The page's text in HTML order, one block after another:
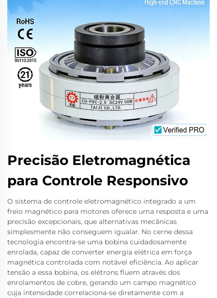
Precisão Eletromagnética
para Controle Responsivo
O sistema de controle eletromagnético integrado a um
freio magnético para motores oferece uma resposta e uma
precisão excepcionais, que alternativas mecânicas
simplesmente não conseguem igualar. No cerne dessa
tecnologia encontra-se uma bobina cuidadosamente
enrolada, capaz de converter energia elétrica em força
magnética controlada com notável eficiência. Ao aplicar
tensão a essa bobina, os elétrons fluem através dos
enrolamentos de cobre, gerando um campo magnético
cuja intensidade correlaciona-se diretamente com a